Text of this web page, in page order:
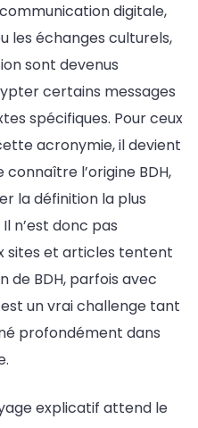
digitale,
les échanges culturels,
sont devenus
certains messages
spécifiques. Pour ceux
acronymie, il devient
l’origine BDH,
la définition la plus
n’est donc pas
sites et articles tentent
de BDH, parfois avec
un vrai challenge tant
profondément dans
explicatif attend le